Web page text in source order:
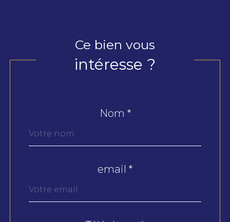
Ce bien vous
intéresse ?
Nom *
email *